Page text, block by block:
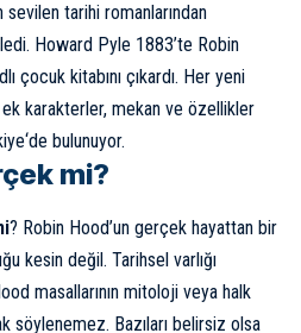
tarihi romanlarından
Howard Pyle 1883’te Robin
çocuk kitabını çıkardı. Her yeni
karakterler, mekan ve özellikler
‘de bulunuyor.
mi?
? Robin Hood’un gerçek hayattan bir
kesin değil. Tarihsel varlığı
masallarının mitoloji veya halk
söylenemez. Bazıları belirsiz olsa